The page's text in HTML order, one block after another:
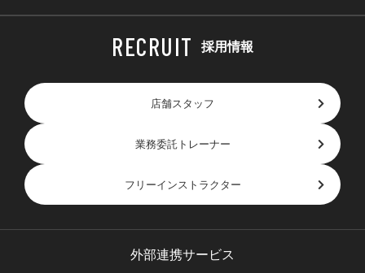
採用情報
店舗スタッフ
業務委託トレーナー
フリーインストラクター
外部連携サービス